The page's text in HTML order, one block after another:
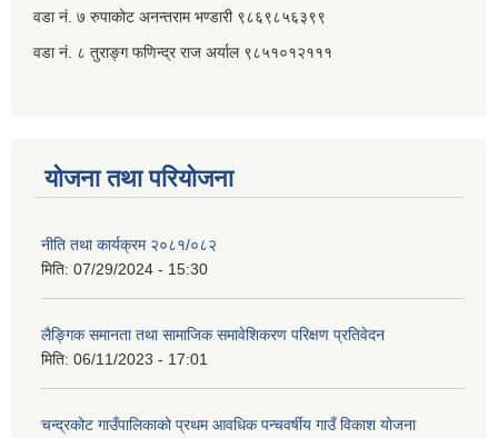
वडा नं. ७ ‌‍रुपाकोट अनन्तराम भण्डारी ९८६९८५६३९९
वडा नं. ८ तुराङ्ग फणिन्द्र राज अर्याल ९८५१०१२१११
योजना तथा परियोजना
नीति तथा कार्यक्रम २०८१/०८२
मिति: 07/29/2024 - 15:30
लैङ्गिक समानता तथा सामाजिक समावेशिकरण परिक्षण प्रतिवेदन
मिति: 06/11/2023 - 17:01
चन्द्रकोट गाउँपालिकाको प्रथम आवधिक पन्चवर्षीय गाउँ विकाश योजना